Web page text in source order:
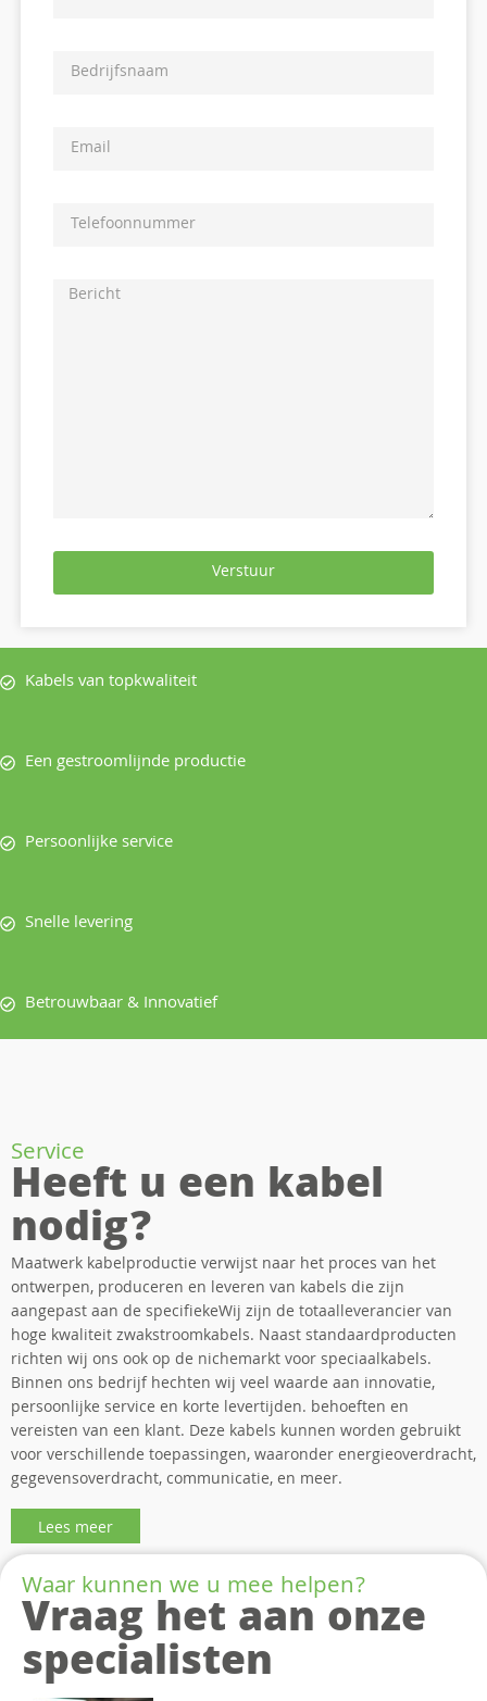
Verstuur
Kabels van topkwaliteit
Een gestroomlijnde productie
Persoonlijke service
Snelle levering
Betrouwbaar & Innovatief
Service
Heeft u een kabel
nodig?
Maatwerk kabelproductie verwijst naar het proces van het
ontwerpen, produceren en leveren van kabels die zijn
aangepast aan de specifiekeWij zijn de totaalleverancier van
hoge kwaliteit zwakstroomkabels. Naast standaardproducten
richten wij ons ook op de nichemarkt voor speciaalkabels.
Binnen ons bedrijf hechten wij veel waarde aan innovatie,
persoonlijke service en korte levertijden. behoeften en
vereisten van een klant. Deze kabels kunnen worden gebruikt
voor verschillende toepassingen, waaronder energieoverdracht,
gegevensoverdracht, communicatie, en meer.
Lees meer
Waar kunnen we u mee helpen?
Vraag het aan onze
specialisten